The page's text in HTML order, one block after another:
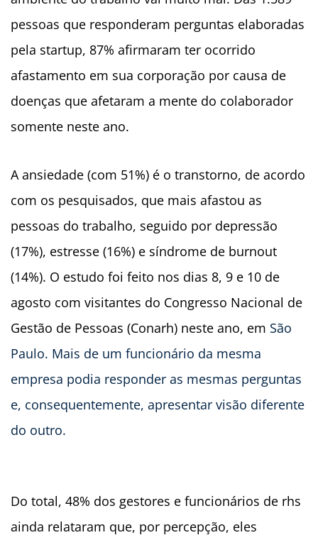
pessoas que responderam perguntas elaboradas
pela startup, 87% afirmaram ter ocorrido
afastamento em sua corporação por causa de
doenças que afetaram a mente do colaborador
somente neste ano.
A ansiedade (com 51%) é o transtorno, de acordo
com os pesquisados, que mais afastou as
pessoas do trabalho, seguido por depressão
(17%), estresse (16%) e síndrome de burnout
(14%). O estudo foi feito nos dias 8, 9 e 10 de
agosto com visitantes do Congresso Nacional de
Gestão de Pessoas (Conarh) neste ano, em São
Paulo. Mais de um funcionário da mesma
empresa podia responder as mesmas perguntas
e, consequentemente, apresentar visão diferente
do outro.
Do total, 48% dos gestores e funcionários de rhs
ainda relataram que, por percepção, eles